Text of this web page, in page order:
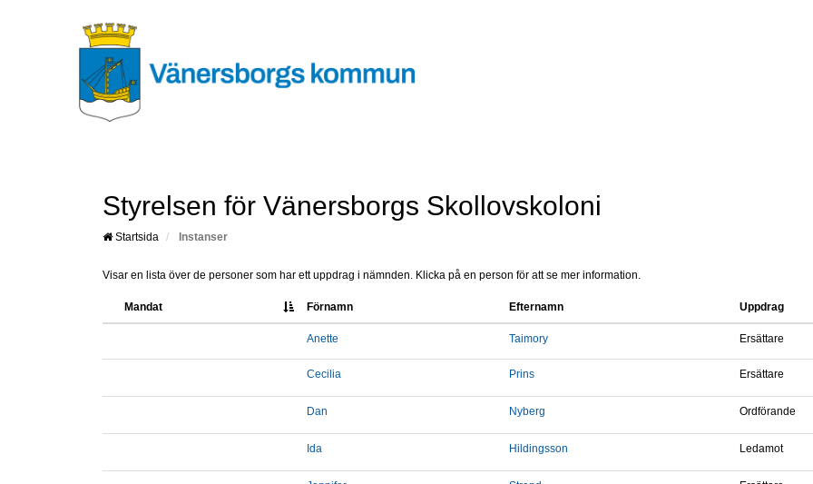
Styrelsen för Vänersborgs Skollovskoloni
Startsida Instanser
Visar en lista över de personer som har ett uppdrag i nämnden. Klicka på en person för att se mer information.
Mandat Förnamn Efternamn Uppdrag
Anette Taimory Ersättare
Cecilia Prins Ersättare
Dan Nyberg Ordförande
Ida Hildingsson Ledamot